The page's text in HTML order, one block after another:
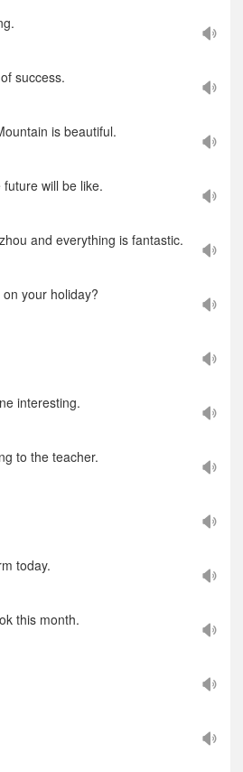
success.
is beautiful.
will be like.
and everything is fantastic.
your holiday?
interesting.
to the teacher.
today.
this month.